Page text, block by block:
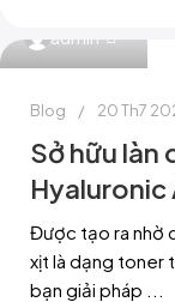
admin
Blog 20 Th7
Sở hữu làn
Hyaluronic
Được tạo ra nhờ
xịt là dạng toner
bạn giải pháp ...